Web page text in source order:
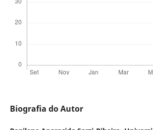
Biografia do Autor